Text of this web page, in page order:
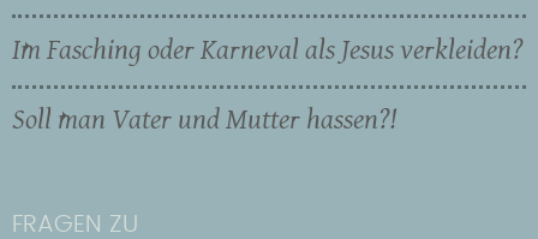
Im Fasching oder Karneval als Jesus verkleiden?
Soll man Vater und Mutter hassen?!
FRAGEN ZU